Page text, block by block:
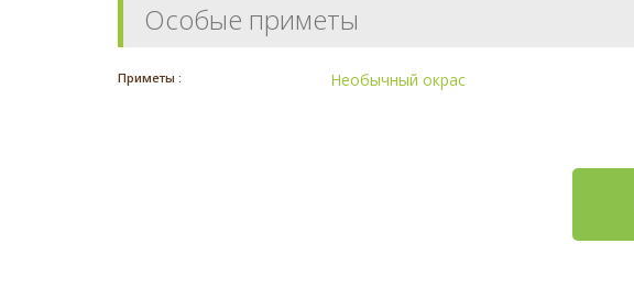
Особые приметы
Приметы : Необычный окрас